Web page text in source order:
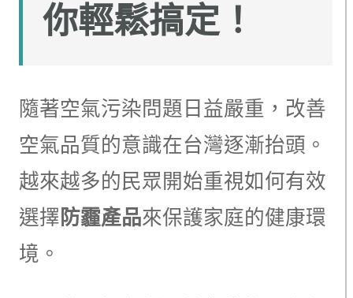
你輕鬆搞定！
隨著空氣污染問題日益嚴重，改善
空氣品質的意識在台灣逐漸抬頭。
越來越多的民眾開始重視如何有效
選擇 防霾產品來保護家庭的健康環
境。